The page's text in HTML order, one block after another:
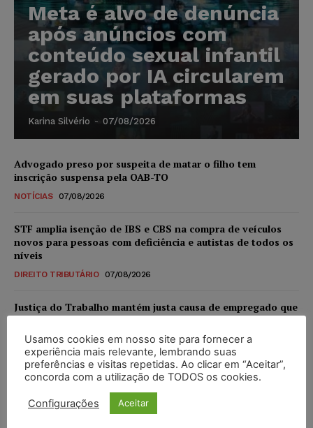
Meta é alvo de denúncia
após anúncios com
conteúdo sexual infantil
gerado por IA circularem
em suas plataformas
Karina Silvério - 07/08/2026
Advogado preso por suspeita de matar o filho tem
inscrição suspensa pela OAB-TO
NOTÍCIAS 07/08/2026
STF amplia isenção de IBS e CBS na compra de veículos
novos para pessoas com deficiência e autistas de todos os
níveis
DIREITO TRIBUTÁRIO 07/08/2026
Justiça do Trabalho mantém justa causa de empregado que
NOTÍCIAS 07/08/2026
Justiça de SP decreta prisão de suspeito investigado na
morte de advogado
NOTÍCIAS 07/08/2026
Usamos cookies em nosso site para fornecer a
experiência mais relevante, lembrando suas
preferências e visitas repetidas. Ao clicar em “Aceitar”,
concorda com a utilização de TODOS os cookies.
Configurações Aceitar